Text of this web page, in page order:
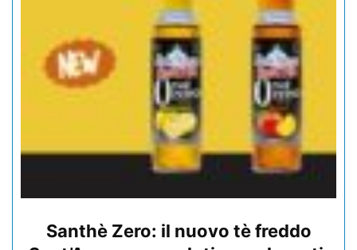
Santhè Zero: il nuovo tè freddo